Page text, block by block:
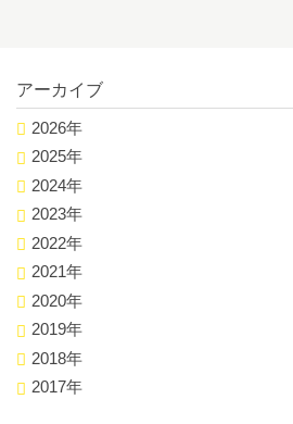
アーカイブ
2026年
2025年
2024年
2023年
2022年
2021年
2020年
2019年
2018年
2017年